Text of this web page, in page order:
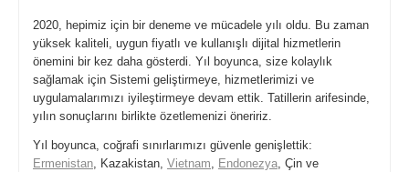
2020, hepimiz için bir deneme ve mücadele yılı oldu. Bu zaman
yüksek kaliteli, uygun fiyatlı ve kullanışlı dijital hizmetlerin
önemini bir kez daha gösterdi. Yıl boyunca, size kolaylık
sağlamak için Sistemi geliştirmeye, hizmetlerimizi ve
uygulamalarımızı iyileştirmeye devam ettik. Tatillerin arifesinde,
yılın sonuçlarını birlikte özetlemenizi öneririz.
Yıl boyunca, coğrafi sınırlarımızı güvenle genişlettik:
Ermenistan, Kazakistan, Vietnam, Endonezya, Çin ve